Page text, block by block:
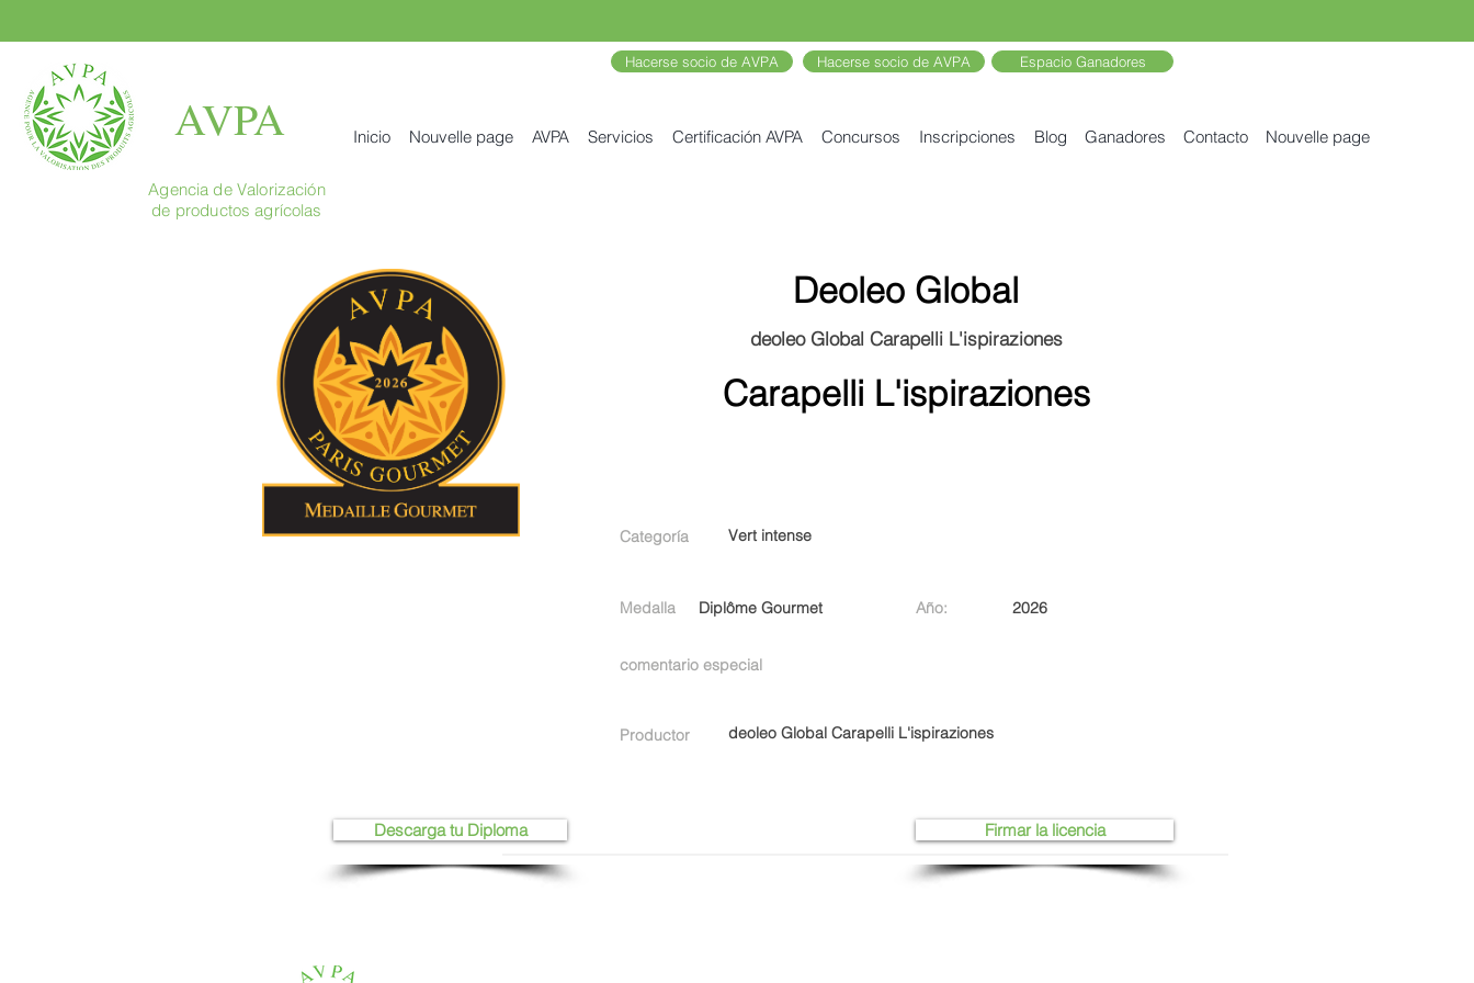
AVPA
Hacerse socio de AVPA Hacerse socio de AVPA Espacio Ganadores
Inicio Nouvelle page AVPA Servicios Certificación AVPA Concursos Inscripciones Blog Ganadores Contacto Nouvelle page
Agencia de Valorización
de productos agrícolas
Deoleo Global
deoleo Global Carapelli L'ispiraziones
Carapelli L'ispiraziones
Categoría Vert intense
Medalla Diplôme Gourmet Año: 2026
comentario especial
Productor deoleo Global Carapelli L'ispiraziones
Firmar la licencia
Descarga tu Diploma